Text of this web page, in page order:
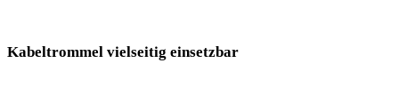
Kabeltrommel vielseitig einsetzbar